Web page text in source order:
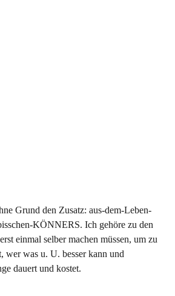
Grund den Zusatz: aus-dem-Leben-
KÖNNERS. Ich gehöre zu den
einmal selber machen müssen, um zu
wer was u. U. besser kann und
dauert und kostet.